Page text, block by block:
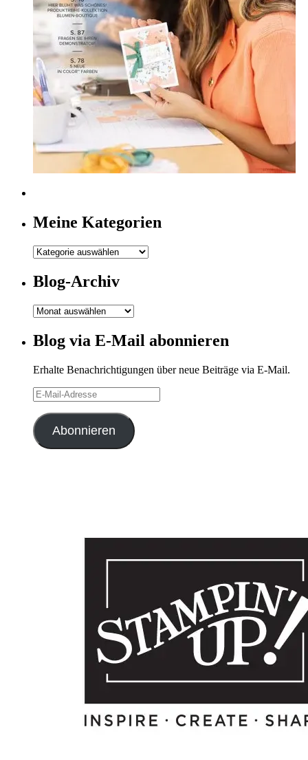
Meine Kategorien
Meine
Blog-Archiv
Blog-
Blog via E-Mail abonnieren
Erhalte Benachrichtigungen über neue Beiträge via E-Mail.
E-
Mail-
Adresse
Abonnieren